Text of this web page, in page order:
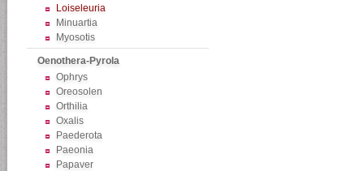
Loiseleuria
Minuartia
Myosotis
Oenothera-Pyrola
Ophrys
Oreosolen
Orthilia
Oxalis
Paederota
Paeonia
Papaver